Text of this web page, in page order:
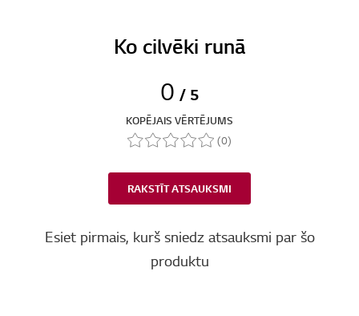
Ko cilvēki runā
0 / 5
KOPĒJAIS VĒRTĒJUMS
(0)
RAKSTĪT ATSAUKSMI
Esiet pirmais, kurš sniedz atsauksmi par šo
produktu